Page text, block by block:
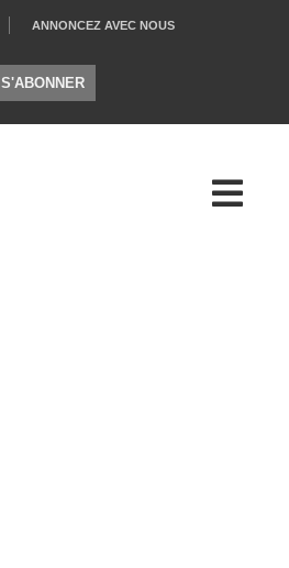
ANNONCEZ AVEC NOUS
S'ABONNER